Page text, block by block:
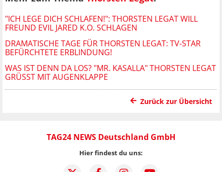
"ICH LEGE DICH SCHLAFEN!": THORSTEN LEGAT WILL
FREUND EVIL JARED K.O. SCHLAGEN
DRAMATISCHE TAGE FÜR THORSTEN LEGAT: TV-STAR
BEFÜRCHTETE ERBLINDUNG!
WAS IST DENN DA LOS? "MR. KASALLA" THORSTEN LEGAT
GRÜSST MIT AUGENKLAPPE
Zurück zur Übersicht
TAG24 NEWS Deutschland GmbH
Hier findest du uns: